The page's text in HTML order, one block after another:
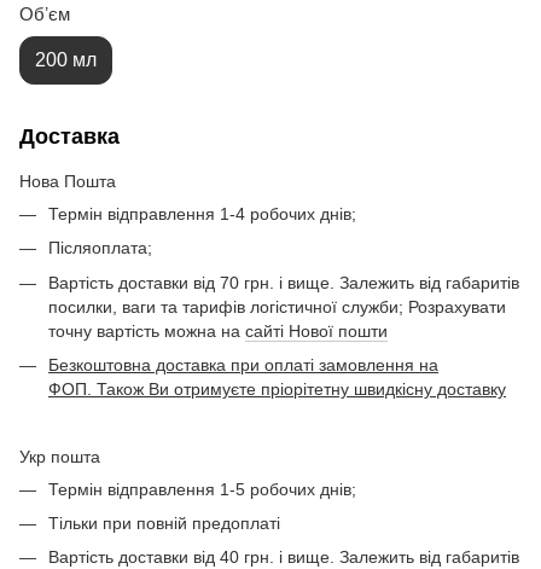
Обʼєм
200 мл
Доставка
Нова Пошта
Термін відправлення 1-4 робочих днів;
Післяоплата;
Вартість доставки від 70 грн. і вище. Залежить від габаритів
посилки, ваги та тарифів логістичної служби; Розрахувати
точну вартість можна на сайті Нової пошти
Безкоштовна доставка при оплаті замовлення на
ФОП. Також Ви отримуєте пріорітетну швидкісну доставку
Укр пошта
Термін відправлення 1-5 робочих днів;
Тільки при повній предоплаті
Вартість доставки від 40 грн. і вище. Залежить від габаритів